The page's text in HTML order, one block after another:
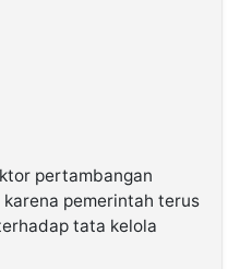
pertambangan
pemerintah terus
tata kelola